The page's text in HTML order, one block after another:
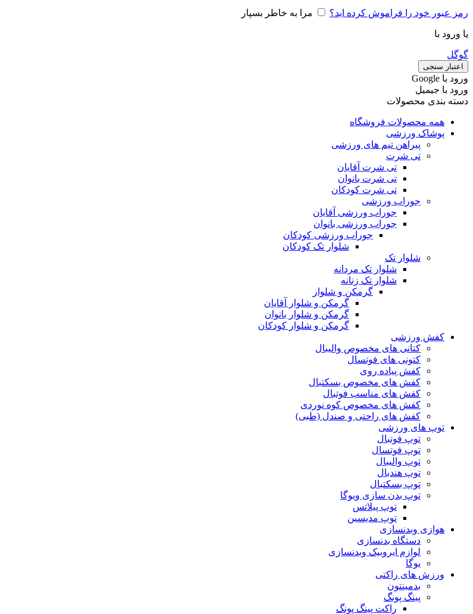
رمز عبور خود را فراموش کرده اید؟ مرا به خاطر بسپار
یا ورود با
گوگل
اعتبار سنجی
ورود با ‫Google
ورود با جیمیل
دسته بندی محصولات
همه محصولات فروشگاه
پوشاک ورزشی
پیراهن تیم های ورزشی
تی شرت
تی شرت آقایان
تی شرت بانوان
تی شرت کودکان
جوراب ورزشی
جوراب ورزشی آقایان
جوراب ورزشی بانوان
جوراب ورزشی کودکان
شلوار تک کودکان
شلوار تک
شلوار تک مردانه
شلوار تک زنانه
گرمکن و شلوار
گرمکن و شلوار آقایان
گرمکن و شلوار بانوان
گرمکن و شلوار کودکان
کفش ورزشی
کتانی های مخصوص والیبال
کتونی های فوتسال
کفش پیاده روی
کفش های مخصوص بسکتبال
کفش های مناسب فوتبال
کفش های مخصوص کوه نوردی
کفش های راحتی و صندل (طبی)
توپ های ورزشی
توپ فوتبال
توپ فوتسال
توپ والیبال
توپ هندبال
توپ بسکتبال
توپ بدن سازی ویوگا
توپ پیلاتس
توپ مدیسین
هوازی وبدنسازی
دستگاه بدنسازی
لوازم ایروبیک وبدنسازی
یوگا
ورزش های راکتی
بدمینتون
پینگ پونگ
راکت پینگ پونگ